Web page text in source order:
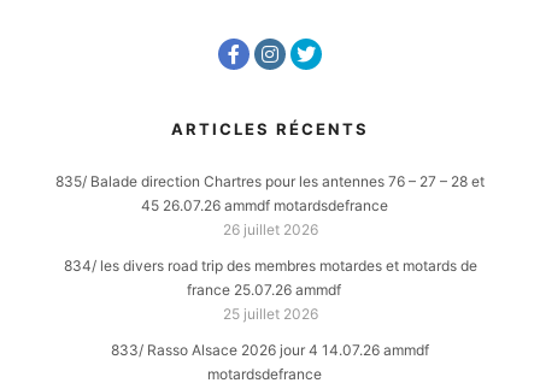
ARTICLES RÉCENTS
835/ Balade direction Chartres pour les antennes 76 – 27 – 28 et
45 26.07.26 ammdf motardsdefrance
26 juillet 2026
834/ les divers road trip des membres motardes et motards de
france 25.07.26 ammdf
25 juillet 2026
833/ Rasso Alsace 2026 jour 4 14.07.26 ammdf
motardsdefrance